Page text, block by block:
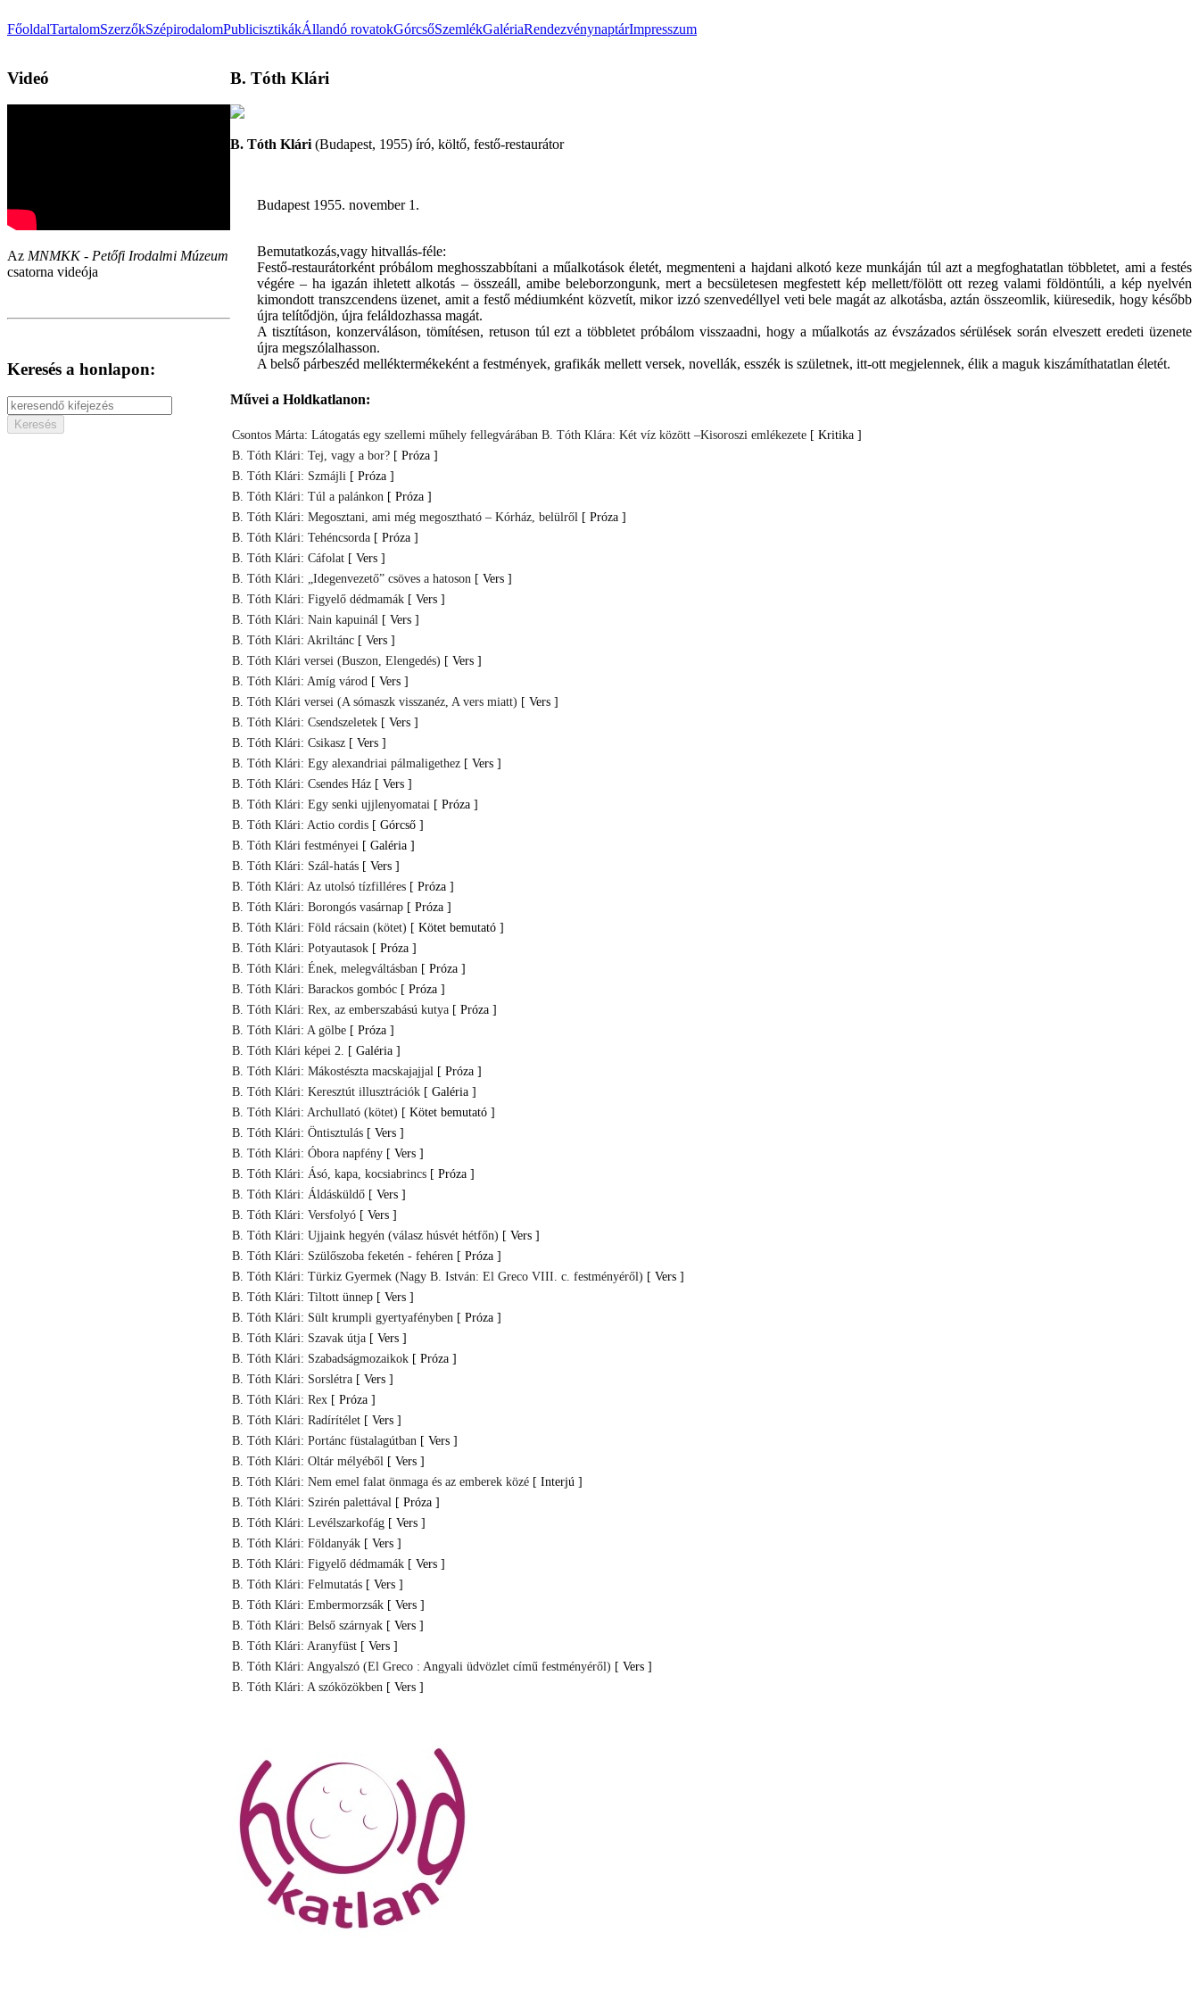
FőoldalTartalomSzerzőkSzépirodalomPublicisztikákÁllandó rovatokGórcsőSzemlékGalériaRendezvénynaptárImpresszum
Videó
Az MNMKK - Petőfi Irodalmi Múzeum
csatorna videója
Keresés a honlapon:
B. Tóth Klári
B. Tóth Klári(Budapest, 1955) író, költő, festő-restaurátor
Budapest 1955. november 1.
Bemutatkozás,vagy hitvallás-féle:
Festő-restaurátorként próbálom meghosszabbítani a műalkotások életét, megmenteni a hajdani alkotó keze munkáján túl azt a megfoghatatlan többletet, ami a festés
végére – ha igazán ihletett alkotás – összeáll, amibe beleborzongunk, mert a becsületesen megfestett kép mellett/fölött ott rezeg valami földöntúli, a kép nyelvén
kimondott transzcendens üzenet, amit a festő médiumként közvetít, mikor izzó szenvedéllyel veti bele magát az alkotásba, aztán összeomlik, kiüresedik, hogy később
újra telítődjön, újra feláldozhassa magát.
A tisztításon, konzerváláson, tömítésen, retuson túl ezt a többletet próbálom visszaadni, hogy a műalkotás az évszázados sérülések során elveszett eredeti üzenete
újra megszólalhasson.
A belső párbeszéd melléktermékeként a festmények, grafikák mellett versek, novellák, esszék is születnek, itt-ott megjelennek, élik a maguk kiszámíthatatlan életét.
Művei a Holdkatlanon:
Csontos Márta: Látogatás egy szellemi műhely fellegvárában B. Tóth Klára: Két víz között –Kisoroszi emlékezete [ Kritika ]
B. Tóth Klári: Tej, vagy a bor? [ Próza ]
B. Tóth Klári: Szmájli [ Próza ]
B. Tóth Klári: Túl a palánkon [ Próza ]
B. Tóth Klári: Megosztani, ami még megosztható – Kórház, belülről [ Próza ]
B. Tóth Klári: Tehéncsorda [ Próza ]
B. Tóth Klári: Cáfolat [ Vers ]
B. Tóth Klári: „Idegenvezető” csöves a hatoson [ Vers ]
B. Tóth Klári: Figyelő dédmamák [ Vers ]
B. Tóth Klári: Nain kapuinál [ Vers ]
B. Tóth Klári: Akriltánc [ Vers ]
B. Tóth Klári versei (Buszon, Elengedés) [ Vers ]
B. Tóth Klári: Amíg várod [ Vers ]
B. Tóth Klári versei (A sómaszk visszanéz, A vers miatt) [ Vers ]
B. Tóth Klári: Csendszeletek [ Vers ]
B. Tóth Klári: Csikasz [ Vers ]
B. Tóth Klári: Egy alexandriai pálmaligethez [ Vers ]
B. Tóth Klári: Csendes Ház [ Vers ]
B. Tóth Klári: Egy senki ujjlenyomatai [ Próza ]
B. Tóth Klári: Actio cordis [ Górcső ]
B. Tóth Klári festményei [ Galéria ]
B. Tóth Klári: Szál-hatás [ Vers ]
B. Tóth Klári: Az utolsó tízfilléres [ Próza ]
B. Tóth Klári: Borongós vasárnap [ Próza ]
B. Tóth Klári: Föld rácsain (kötet) [ Kötet bemutató ]
B. Tóth Klári: Potyautasok [ Próza ]
B. Tóth Klári: Ének, melegváltásban [ Próza ]
B. Tóth Klári: Barackos gombóc [ Próza ]
B. Tóth Klári: Rex, az emberszabású kutya [ Próza ]
B. Tóth Klári: A gölbe [ Próza ]
B. Tóth Klári képei 2.
[ Galéria ]
B. Tóth Klári: Mákostészta macskajajjal [ Próza ]
B. Tóth Klári: Keresztút illusztrációk [ Galéria ]
B. Tóth Klári: Archullató (kötet) [ Kötet bemutató ]
B. Tóth Klári: Öntisztulás [ Vers ]
B. Tóth Klári: Óbora napfény [ Vers ]
B. Tóth Klári: Ásó, kapa, kocsiabrincs [ Próza ]
B. Tóth Klári: Áldásküldő [ Vers ]
B. Tóth Klári: Versfolyó [ Vers ]
B. Tóth Klári: Ujjaink hegyén (válasz húsvét hétfőn) [ Vers ]
B. Tóth Klári: Szülőszoba feketén - fehéren [ Próza ]
B. Tóth Klári: Türkiz Gyermek (Nagy B. István: El Greco VIII. c. festményéről) [ Vers ]
B. Tóth Klári: Tiltott ünnep [ Vers ]
B. Tóth Klári: Sült krumpli gyertyafényben [ Próza ]
B. Tóth Klári: Szavak útja [ Vers ]
B. Tóth Klári: Szabadságmozaikok [ Próza ]
B. Tóth Klári: Sorslétra [ Vers ]
B. Tóth Klári: Rex [ Próza ]
B. Tóth Klári: Radírítélet [ Vers ]
B. Tóth Klári: Portánc füstalagútban [ Vers ]
B. Tóth Klári: Oltár mélyéből [ Vers ]
B. Tóth Klári: Nem emel falat önmaga és az emberek közé [ Interjú ]
B. Tóth Klári: Szirén palettával [ Próza ]
B. Tóth Klári: Levélszarkofág [ Vers ]
B. Tóth Klári: Földanyák [ Vers ]
B. Tóth Klári: Figyelő dédmamák [ Vers ]
B. Tóth Klári: Felmutatás [ Vers ]
B. Tóth Klári: Embermorzsák [ Vers ]
B. Tóth Klári: Belső szárnyak [ Vers ]
B. Tóth Klári: Aranyfüst [ Vers ]
B. Tóth Klári: Angyalszó (El Greco : Angyali üdvözlet című festményéről) [ Vers ]
B. Tóth Klári: A szóközökben [ Vers ]